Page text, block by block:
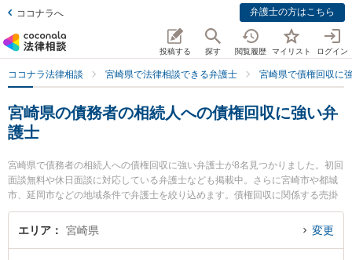
ココナラへ 弁護士の方はこちら
投稿する 探す 閲覧履歴 マイリスト ログイン
ココナラ法律相談 宮崎県で法律相談できる弁護士 宮崎県で債権回収に
宮崎県の債務者の相続人への債権回収に強い弁
護士
宮崎県で債務者の相続人への債権回収に強い弁護士が8名見つかりました。初回
面談無料や休日面談に対応している弁護士なども掲載中。さらに宮崎市や都城
市、延岡市などの地域条件で弁護士を絞り込めます。債権回収に関係する売掛
金回収や債権回収代行、債権の時効中断等の細かな分野での絞り込み検索もで
き便利です。特にAXIS法律事務所の内山 悠太郎弁護士やアスノ法律事務所の田
エリア 宮崎県 変更